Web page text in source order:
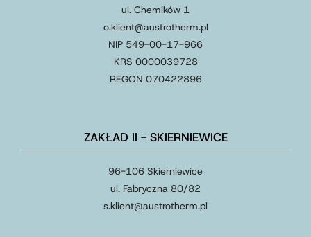
ul. Chemików 1
o.klient@austrotherm.pl
NIP 549-00-17-966
KRS 0000039728
REGON 070422896
ZAKŁAD II - SKIERNIEWICE
96-106 Skierniewice
ul. Fabryczna 80/82
s.klient@austrotherm.pl